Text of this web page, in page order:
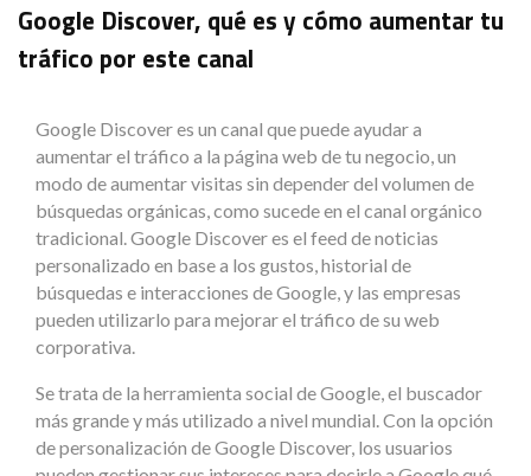
Google Discover, qué es y cómo aumentar tu
tráfico por este canal
Google Discover es un canal que puede ayudar a
aumentar el tráfico a la página web de tu negocio, un
modo de aumentar visitas sin depender del volumen de
búsquedas orgánicas, como sucede en el canal orgánico
tradicional. Google Discover es el feed de noticias
personalizado en base a los gustos, historial de
búsquedas e interacciones de Google, y las empresas
pueden utilizarlo para mejorar el tráfico de su web
corporativa.
Se trata de la herramienta social de Google, el buscador
más grande y más utilizado a nivel mundial. Con la opción
de personalización de Google Discover, los usuarios